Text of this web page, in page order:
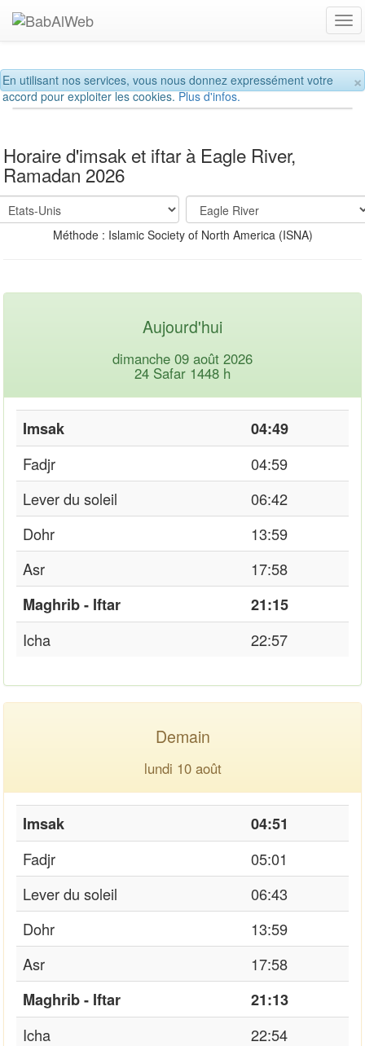
×
En utilisant nos services, vous nous donnez expressément votre
accord pour exploiter les cookies.Plus d'infos.
Horaire d'imsak et iftar à Eagle River,
Ramadan 2026
Méthode : Islamic Society of North America (ISNA)
Aujourd'hui
dimanche 09 août 2026
24 Safar 1448 h
Imsak
04:49
Fadjr
04:59
Lever du soleil
06:42
Dohr
13:59
Asr
17:58
Maghrib - Iftar
21:15
Icha
22:57
Demain
lundi 10 août
Imsak
04:51
Fadjr
05:01
Lever du soleil
06:43
Dohr
13:59
Asr
17:58
Maghrib - Iftar
21:13
Icha
22:54